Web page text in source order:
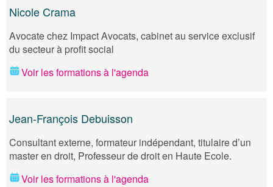
Nicole Crama
Avocate chez Impact Avocats, cabinet au service exclusif
du secteur à profit social
Voir les formations à l'agenda
Jean-François Debuisson
Consultant externe, formateur indépendant, titulaire d’un
master en droit, Professeur de droit en Haute Ecole.
Voir les formations à l'agenda